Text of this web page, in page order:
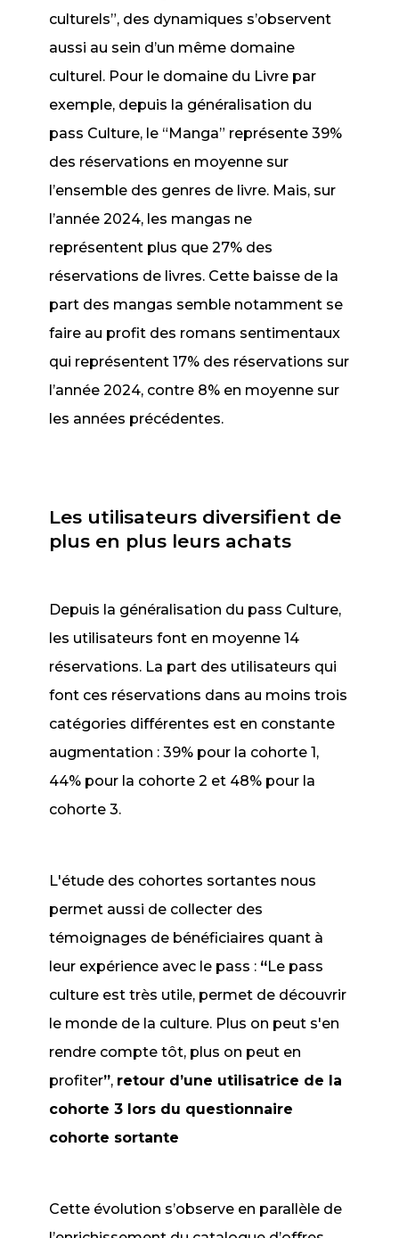
culturels”, des dynamiques s’observent
aussi au sein d’un même domaine
culturel. Pour le domaine du Livre par
exemple, depuis la généralisation du
pass Culture, le “Manga” représente 39%
des réservations en moyenne sur
l’ensemble des genres de livre. Mais, sur
l’année 2024, les mangas ne
représentent plus que 27% des
réservations de livres. Cette baisse de la
part des mangas semble notamment se
faire au profit des romans sentimentaux
qui représentent 17% des réservations sur
l’année 2024, contre 8% en moyenne sur
les années précédentes.
Les utilisateurs diversifient de
plus en plus leurs achats
Depuis la généralisation du pass Culture,
les utilisateurs font en moyenne 14
réservations. La part des utilisateurs qui
font ces réservations dans au moins trois
catégories différentes est en constante
augmentation : 39% pour la cohorte 1,
44% pour la cohorte 2 et 48% pour la
cohorte 3.
L'étude des cohortes sortantes nous
permet aussi de collecter des
témoignages de bénéficiaires quant à
leur expérience avec le pass : “Le pass
culture est très utile, permet de découvrir
le monde de la culture. Plus on peut s'en
rendre compte tôt, plus on peut en
profiter”, retour d’une utilisatrice de la
cohorte 3 lors du questionnaire
cohorte sortante
Cette évolution s’observe en parallèle de